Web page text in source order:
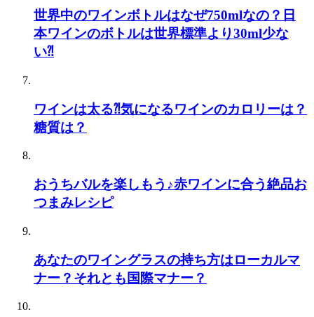
世界中のワインボトルはなぜ750mlなの？日
本ワインのボトルは世界標準より30ml少な
い⁈
ワインは太る⁈気になるワインのカロリーは？
糖質は？
おうちバルを楽しもう♪赤ワインに合う絶品お
つまみレシピ
あなたのワイングラスの持ち方はローカルマ
ナー？それとも国際マナー？